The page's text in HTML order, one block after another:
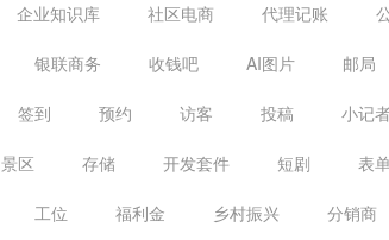
企业知识库 社区电商 代理记账
银联商务 收钱吧 AI图片 邮局
签到 预约 访客 投稿 小记
景区 存储 开发套件 短剧 表
工位 福利金 乡村振兴 分销商